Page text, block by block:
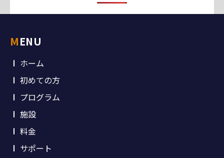
MENU
ホーム
初めての方
プログラム
施設
料金
サポート